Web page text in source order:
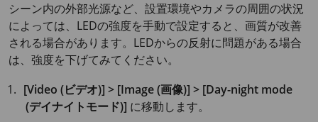
シーン内の外部光源など、設置環境やカメラの周囲の状況
によっては、LEDの強度を手動で設定すると、画質が改善
される場合があります。LEDからの反射に問題がある場合
は、強度を下げてみてください。
[Video (ビデオ)] > [Image (画像)] > [Day-night mode
(デイナイトモード)] に移動します。